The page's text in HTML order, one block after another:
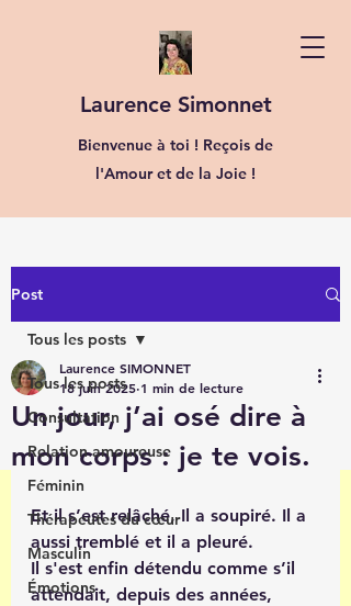
Laurence Simonnet
Bienvenue à toi ! Reçois de
l'Amour et de la Joie !
Post
Tous les posts
Consultation
Relation amoureuse
Féminin
Thérapeutes du cœur
Masculin
Émotions
Tous les posts
Un jour, j’ai osé dire à
mon corps : je te vois.
Laurence SIMONNET
18 juin 2025 1 min de lecture
Et il s’est relâché, Il a soupiré. Il a
aussi tremblé et il a pleuré.
Il s'est enfin détendu comme s’il
attendait, depuis des années,